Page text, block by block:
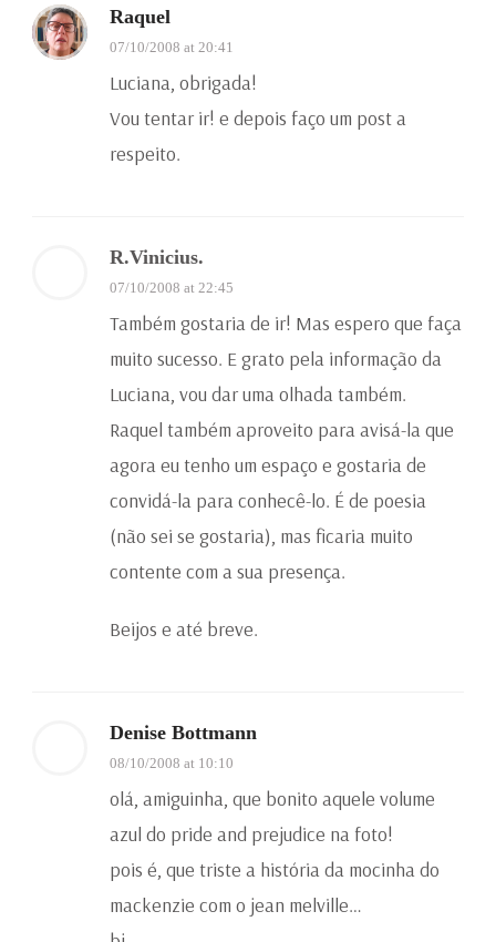
Raquel
07/10/2008 at 20:41
Luciana, obrigada!
Vou tentar ir! e depois faço um post a
respeito.
R.Vinicius.
07/10/2008 at 22:45
Também gostaria de ir! Mas espero que faça
muito sucesso. E grato pela informação da
Luciana, vou dar uma olhada também.
Raquel também aproveito para avisá-la que
agora eu tenho um espaço e gostaria de
convidá-la para conhecê-lo. É de poesia
(não sei se gostaria), mas ficaria muito
contente com a sua presença.
Beijos e até breve.
Denise Bottmann
08/10/2008 at 10:10
olá, amiguinha, que bonito aquele volume
azul do pride and prejudice na foto!
pois é, que triste a história da mocinha do
mackenzie com o jean melville…